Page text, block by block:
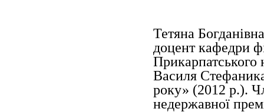
Тетяна
доцент кафедри
Прикарпатського
Василя
року» (2012 р.).
недержавної